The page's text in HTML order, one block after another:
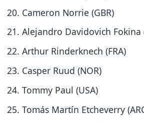
Cameron Norrie (GBR)
Alejandro Davidovich Fokina
Arthur Rinderknech (FRA)
Casper Ruud (NOR)
Tommy Paul (USA)
Tomás Martín Etcheverry